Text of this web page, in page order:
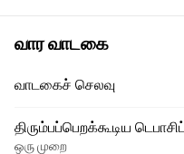
வார வாடகை
வாடகைச் செலவு
திரும்பப்பெறக்கூடிய டெபாசிட்
ஒரு முறை